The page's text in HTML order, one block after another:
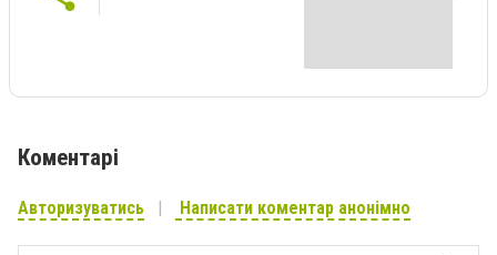
Коментарі
Авторизуватись Написати коментар анонімно